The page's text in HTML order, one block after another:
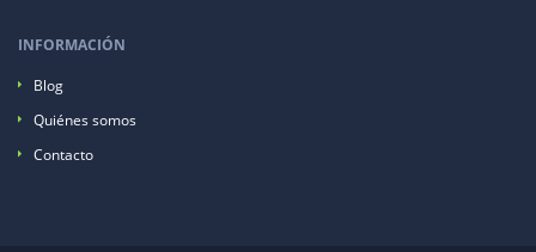
INFORMACIÓN
Blog
Quiénes somos
Contacto